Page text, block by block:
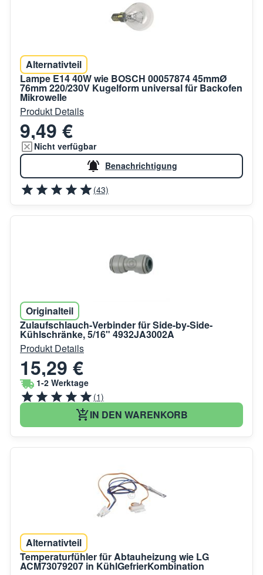
Alternativteil
Lampe E14 40W wie BOSCH 00057874 45mmØ
76mm 220/230V Kugelform universal für Backofen
Mikrowelle
Produkt Details
9,49 €
Nicht verfügbar
Benachrichtigung
(43)
Originalteil
Zulaufschlauch-Verbinder für Side-by-Side-
Kühlschränke, 5/16" 4932JA3002A
Produkt Details
15,29 €
1-2 Werktage
(1)
IN DEN WARENKORB
Alternativteil
Temperaturfühler für Abtauheizung wie LG
ACM73079207 in KühlGefrierKombination